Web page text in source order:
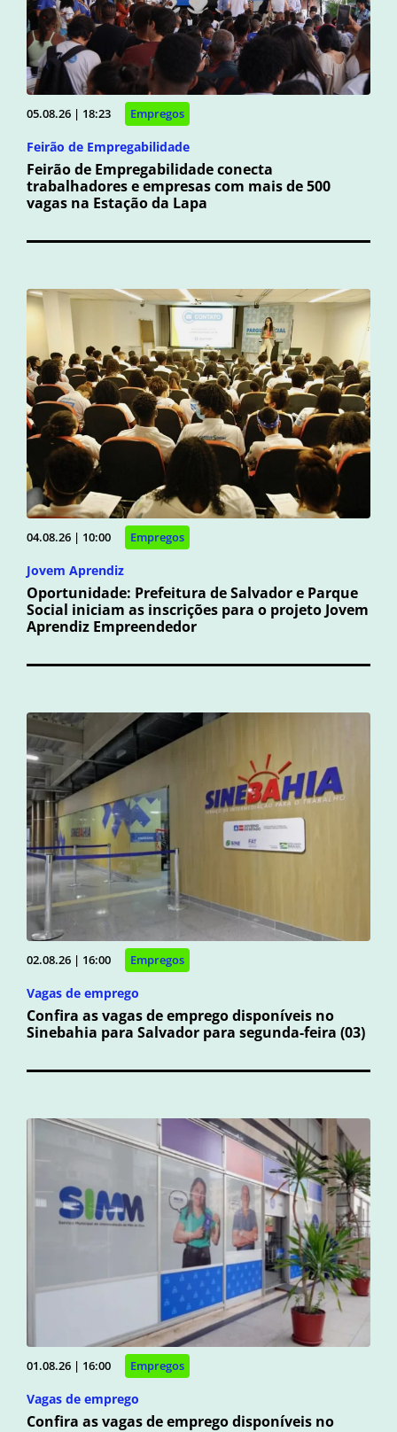
05.08.26 | 18:23 Empregos
Feirão de Empregabilidade
Feirão de Empregabilidade conecta
trabalhadores e empresas com mais de 500
vagas na Estação da Lapa
04.08.26 | 10:00 Empregos
Jovem Aprendiz
Oportunidade: Prefeitura de Salvador e Parque
Social iniciam as inscrições para o projeto Jovem
Aprendiz Empreendedor
02.08.26 | 16:00 Empregos
Vagas de emprego
Confira as vagas de emprego disponíveis no
Sinebahia para Salvador para segunda-feira (03)
01.08.26 | 16:00 Empregos
Vagas de emprego
Confira as vagas de emprego disponíveis no